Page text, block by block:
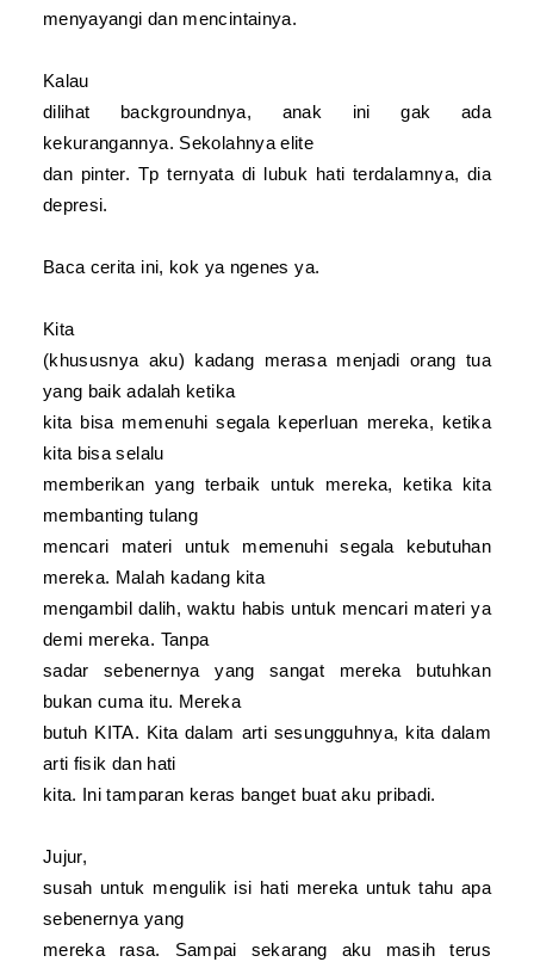
menyayangi dan mencintainya.
Kalau
dilihat backgroundnya, anak ini gak ada
kekurangannya. Sekolahnya elite
dan pinter. Tp ternyata di lubuk hati terdalamnya, dia
depresi.
Baca cerita ini, kok ya ngenes ya.
Kita
(khususnya aku) kadang merasa menjadi orang tua
yang baik adalah ketika
kita bisa memenuhi segala keperluan mereka, ketika
kita bisa selalu
memberikan yang terbaik untuk mereka, ketika kita
membanting tulang
mencari materi untuk memenuhi segala kebutuhan
mereka. Malah kadang kita
mengambil dalih, waktu habis untuk mencari materi ya
demi mereka. Tanpa
sadar sebenernya yang sangat mereka butuhkan
bukan cuma itu. Mereka
butuh KITA. Kita dalam arti sesungguhnya, kita dalam
arti fisik dan hati
kita. Ini tamparan keras banget buat aku pribadi.
Jujur,
susah untuk mengulik isi hati mereka untuk tahu apa
sebenernya yang
mereka rasa. Sampai sekarang aku masih terus